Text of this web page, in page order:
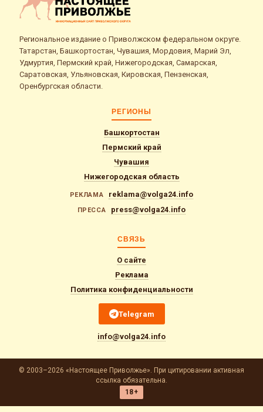
Региональное издание о Приволжском федеральном округе.
Татарстан, Башкортостан, Чувашия, Мордовия, Марий Эл,
Удмуртия, Пермский край, Нижегородская, Самарская,
Саратовская, Ульяновская, Кировская, Пензенская,
Оренбургская области.
РЕГИОНЫ
Башкортостан
Пермский край
Чувашия
Нижегородская область
РЕКЛАМА reklama@volga24.info
ПРЕССА press@volga24.info
СВЯЗЬ
О сайте
Реклама
Политика конфиденциальности
Telegram
info@volga24.info
© 2003–2026 «Настоящее Приволжье». При цитировании активная
ссылка обязательна.
18+